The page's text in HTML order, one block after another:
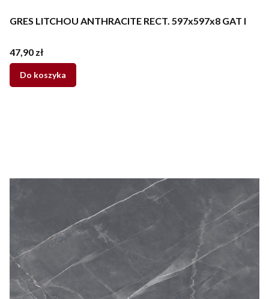
GRES LITCHOU ANTHRACITE RECT. 597x597x8 GAT I
Cena
47,90 zł
Do koszyka